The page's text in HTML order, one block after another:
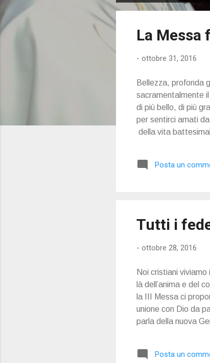
o
La
- ottobre 31, 2016
Bellezza, profonda
sacramentalmente
di più bello, di più
per sentirci amati
della vita
Posta un
Tutti i
- ottobre 28, 2016
Noi cristiani
là dell’anima e del
la III Messa ci
unione con Dio da
parla della nuova
con l’animo
Posta un